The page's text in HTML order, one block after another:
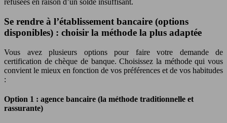
refusées en raison d’un solde insuffisant.
Se rendre à l’établissement bancaire (options
disponibles) : choisir la méthode la plus adaptée
Vous avez plusieurs options pour faire votre demande de
certification de chèque de banque. Choisissez la méthode qui vous
convient le mieux en fonction de vos préférences et de vos habitudes
:
Option 1 : agence bancaire (la méthode traditionnelle et
rassurante)